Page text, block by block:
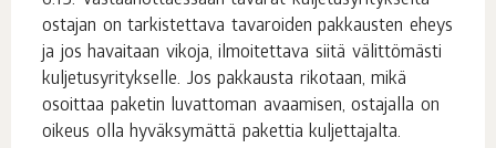
ostajan on tarkistettava tavaroiden pakkausten eheys
ja jos havaitaan vikoja, ilmoitettava siitä välittömästi
kuljetusyritykselle. Jos pakkausta rikotaan, mikä
osoittaa paketin luvattoman avaamisen, ostajalla on
oikeus olla hyväksymättä pakettia kuljettajalta.